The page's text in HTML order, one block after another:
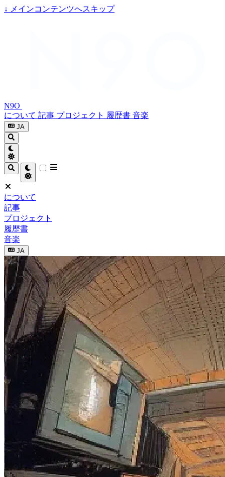
↓ メインコンテンツへスキップ
N9O
について 記事 プロジェクト 履歴書 音楽
JA
について
記事
プロジェクト
履歴書
音楽
JA